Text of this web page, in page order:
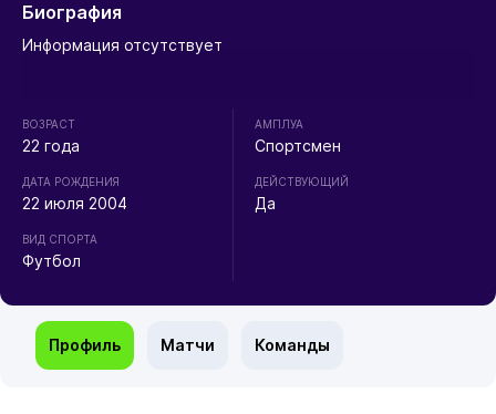
Биография
Информация отсутствует
ВОЗРАСТ
22 года
ДАТА РОЖДЕНИЯ
22 июля 2004
ВИД СПОРТА
Футбол
АМПЛУА
Спортсмен
ДЕЙСТВУЮЩИЙ
Да
Профиль Матчи Команды